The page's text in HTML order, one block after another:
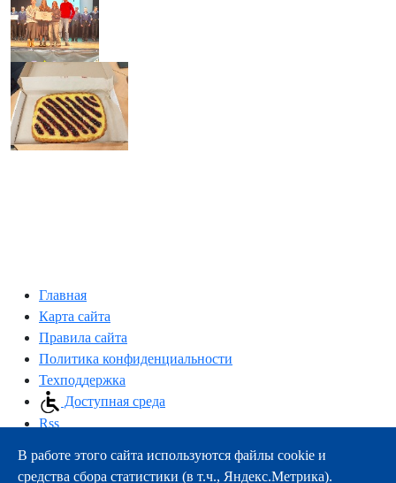
Главная
Карта сайта
Правила сайта
Политика конфиденциальности
Техподдержка
Доступная среда
Rss
163000, г.Архангельск, пр-т Троицкий, 51
В работе этого сайта используются файлы cookie и
средства сбора статистики (в т.ч., Яндекс.Метрика).